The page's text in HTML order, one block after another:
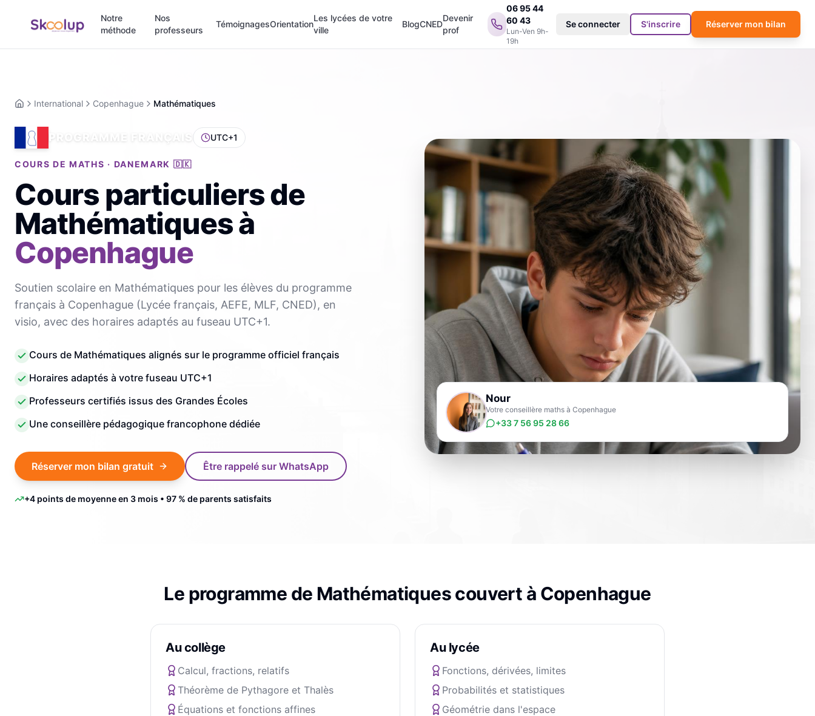
Notre
méthode
Nos
professeurs
TémoignagesOrientation
Les lycées de votre
ville
BlogCNED
Devenir
prof
06 95 44
60 43
Lun-Ven 9h-
19h
Se connecter S'inscrire Réserver mon bilan
AccueilInternational Copenhague Mathématiques
PROGRAMME FRANÇAIS UTC+1
COURS DE MATHS · DANEMARK 🇩🇰
Cours particuliers de
Mathématiquesà
Copenhague
Soutien scolaire en Mathématiques pour les élèves du programme
français à Copenhague (Lycée français, AEFE, MLF, CNED), en
visio, avec des horaires adaptés au fuseau UTC+1.
Cours de Mathématiques alignés sur le programme officiel français
Horaires adaptés à votre fuseau UTC+1
Professeurs certifiés issus des Grandes Écoles
Une conseillère pédagogique francophone dédiée
Réserver mon bilan gratuit Être rappelé sur WhatsApp
+4 points de moyenne en 3 mois • 97 % de parents satisfaits
Nour
Votre conseillère maths à Copenhague
+33 7 56 95 28 66
Le programme de Mathématiquescouvert à Copenhague
Au collège
Calcul, fractions, relatifs
Théorème de Pythagore et Thalès
Équations et fonctions affines
Au lycée
Fonctions, dérivées, limites
Probabilités et statistiques
Géométrie dans l'espace